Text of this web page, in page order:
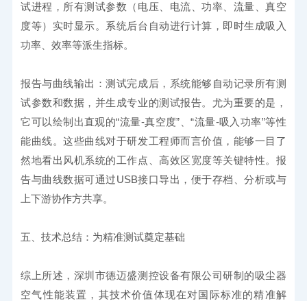
试进程，所有测试参数（电压、电流、功率、流量、真空
度等）实时显示。系统后台自动进行计算，即时生成吸入
功率、效率等派生指标。
报告与曲线输出：测试完成后，系统能够自动记录所有测
试参数和数据，并生成专业的测试报告。尤为重要的是，
它可以绘制出直观的“流量-真空度”、“流量-吸入功率”等性
能曲线。这些曲线对于研发工程师而言价值，能够一目了
然地看出风机系统的工作点、高效区宽度等关键特性。报
告与曲线数据可通过USB接口导出，便于存档、分析或与
上下游协作方共享。
五、技术总结：为精准测试奠定基础
综上所述，深圳市德迈盛测控设备有限公司研制的吸尘器
空气性能装置，其技术价值体现在对国际标准的精准解